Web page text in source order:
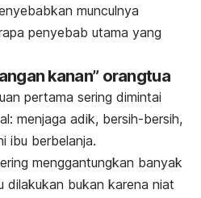
munculnya
penyebab utama yang
kanan” orangtua
pertama sering dimintai
menjaga adik, bersih-bersih,
ibu berbelanja.
menggantungkan banyak
dilakukan bukan karena niat